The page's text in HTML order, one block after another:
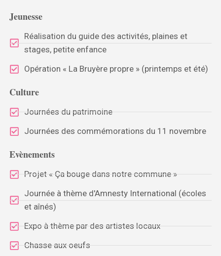
Jeunesse
Réalisation du guide des activités, plaines et
stages, petite enfance
Opération « La Bruyère propre » (printemps et été)
Culture
Journées du patrimoine
Journées des commémorations du 11 novembre
Evènements
Projet « Ça bouge dans notre commune »
Journée à thème d'Amnesty International (écoles
et aînés)
Expo à thème par des artistes locaux
Chasse aux oeufs